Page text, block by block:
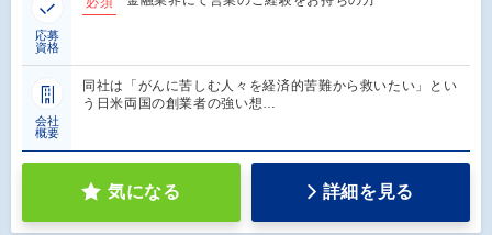
応募
資格
会社
概要
同社は「がんに苦しむ人々を経済的苦難から救いたい」とい
う日米両国の創業者の強い想…
気になる 詳細を見る